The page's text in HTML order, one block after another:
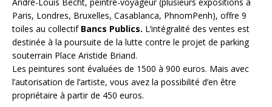
Paris, Londres, Bruxelles, Casablanca, PhnomPenh), offre 9
toiles au collectif Bancs Publics. L’intégralité des ventes est
destinée à la poursuite de la lutte contre le projet de parking
souterrain Place Aristide Briand.
Les peintures sont évaluées de 1500 à 900 euros. Mais avec
l’autorisation de l’artiste, vous avez la possibilité d’en être
propriétaire à partir de 450 euros.